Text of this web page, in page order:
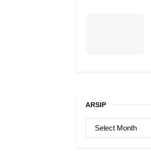
ARSIP
ARSIP